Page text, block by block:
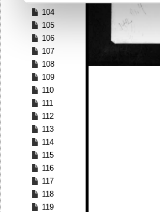
104
105
106
107
108
109
110
111
112
113
114
115
116
117
118
119